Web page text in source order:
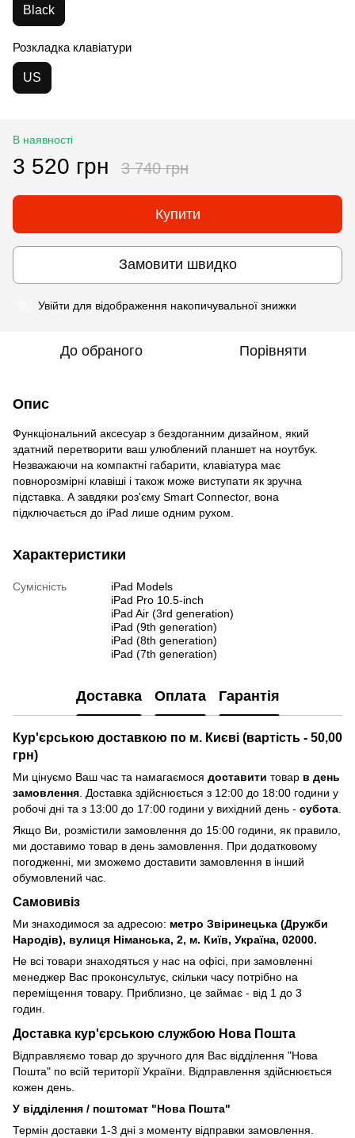
Black
Розкладка клавіатури
US
В наявності
3 520 грн 3 740 грн
Купити
Замовити швидко
Увійти для відображення накопичувальної знижки
До обраного Порівняти
Опис
Функціональний аксесуар з бездоганним дизайном, який
здатний перетворити ваш улюблений планшет на ноутбук.
Незважаючи на компактні габарити, клавіатура має
повнорозмірні клавіші і також може виступати як зручна
підставка. А завдяки роз'єму Smart Connector, вона
підключається до iPad лише одним рухом.
Характеристики
Сумісність
iPad Models
iPad Pro 10.5-inch
iPad Air (3rd generation)
iPad (9th generation)
iPad (8th generation)
iPad (7th generation)
Доставка Оплата Гарантія
Кур'єрською доставкою по м. Києві (вартість - 50,00
грн)
Ми цінуємо Ваш час та намагаємося доставити товар в день
замовлення . Доставка здійснюється з 12:00 до 18:00 години у
робочі дні та з 13:00 до 17:00 години у вихідний день - субота
Якщо Ви, розмістили замовлення до 15:00 години, як правило,
ми доставимо товар в день замовлення. При додатковому
погодженні, ми зможемо доставити замовлення в інший
обумовлений час.
Самовивіз
Ми знаходимося за адресою: метро Звіринецька (Дружби
Народів), вулиця Німанська, 2, м. Київ, Україна, 02000.
Не всі товари знаходяться у нас на офісі, при замовленні
менеджер Вас проконсультує, скільки часу потрібно на
переміщення товару. Приблизно, це займає - від 1 до 3
годин.
Доставка кур'єрською службою Нова Пошта
Відправляємо товар до зручного для Вас відділення "Нова
Пошта" по всій території України. Відправлення здійснюється
кожен день.
У відділення / поштомат "Нова Пошта"
Термін доставки 1-3 дні з моменту відправки замовлення.